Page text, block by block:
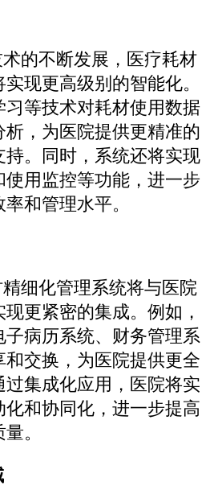
的不断发展，医疗耗材
现更高级别的智能化。
习等技术对耗材使用数据
，为医院提供更精准的
。同时，系统还将实现
使用监控等功能，进一步
和管理水平。
细化管理系统将与医院
更紧密的集成。例如，
子病历系统、财务管理系
交换，为医院提供更全
集成化应用，医院将实
和协同化，进一步提高
。